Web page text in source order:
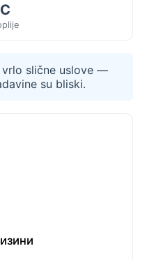
vrlo slične uslove —
su bliski.